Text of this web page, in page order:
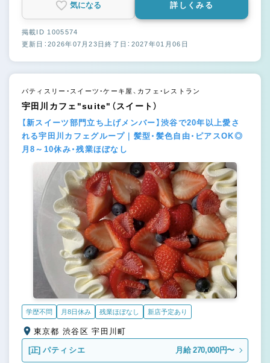
気になる 詳しくみる
掲載ID 1005574
更新日：2026年07月23日終了日：2027年01月06日
パティスリー・スイーツ・ケーキ屋、カフェ・レストラン
宇田川カフェ"suite"（スイート）
【新スイーツ部門立ち上げメンバー】渋谷で20年以上愛さ
れる宇田川カフェグループ｜髪型・髪色自由・ピアスOK◎
月8～10休み・残業ほぼなし
学歴不問 月8日休み 残業ほぼなし 新店予定あり
東京都 渋谷区 宇田川町
[正] パティシエ 月給 270,000円〜